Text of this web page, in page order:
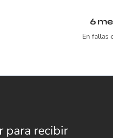
6
En fallas
para recibir